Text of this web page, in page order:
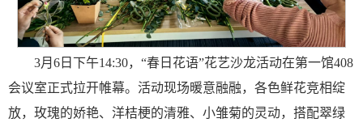
3月6日下午14:30，“春日花语”花艺沙龙活动在第一馆408
会议室正式拉开帷幕。活动现场暖意融融，各色鲜花竞相绽
放，玫瑰的娇艳、洋桔梗的清雅、小雏菊的灵动，搭配翠绿